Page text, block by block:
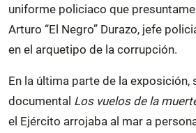
uniforme policiaco que
Arturo “El Negro” Durazo, jefe
en el arquetipo de la corrupción.
En la última parte de la exposición,
documental Los vuelos de la
el Ejército arrojaba al mar a